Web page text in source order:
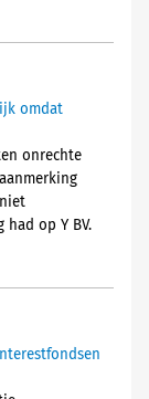
omdat
onrechte
op Y BV.